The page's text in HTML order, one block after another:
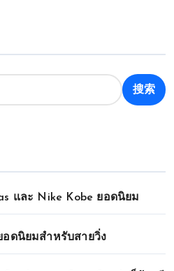
搜索
และ Nike Kobe ยอดนิยม
อดนิยมสำหรับสายวิ่ง